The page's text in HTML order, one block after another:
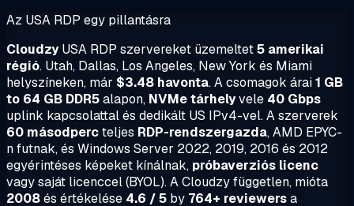
Az USA RDP egy pillantásra
CloudzyUSA RDP szervereket üzemeltet5 amerikai
régió. Utah, Dallas, Los Angeles, New York és Miami
helyszíneken, már $3.48 havonta. A csomagok árai1 GB
to 64 GB DDR5alapon, NVMe tárhelyvele 40 Gbps
uplink kapcsolattal és dedikált US IPv4-vel. A szerverek
60 másodpercteljes RDP-rendszergazda, AMD EPYC-
n futnak, és Windows Server 2022, 2019, 2016 és 2012
egyérintéses képeket kínálnak, próbaverziós licenc
vagy saját licenccel (BYOL). A Cloudzy független, mióta
2008és értékelése 4.6 / 5 by 764+ reviewersa